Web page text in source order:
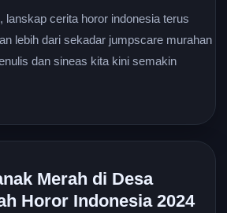
lanskap cerita horor indonesia terus
lebih dari sekadar jumpscare murahan
dan sineas kita kini semakin
Merah di Desa
Horor Indonesia 2024